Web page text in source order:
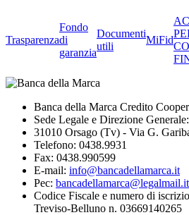
Trasparenza
Fondo
di
garanzia
Documenti
utili
MiFid
Banca della Marca Credito
Sede Legale e Direzione Generale:
31010 Orsago (Tv) - Via G.
Telefono: 0438.9931
Fax: 0438.990599
E-mail: info@bancadellamarca.it
Pec: bancadellamarca@legalmail.it
Codice Fiscale e numero di
Treviso-Belluno n. 03669140265